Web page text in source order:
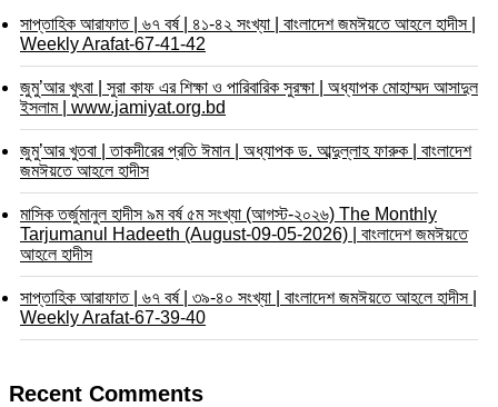
সাপ্তাহিক আরাফাত | ৬৭ বর্ষ | ৪১-৪২ সংখ্যা | বাংলাদেশ জমঈয়তে আহলে হাদীস |
Weekly Arafat-67-41-42
জুমু’আর খুৎবা | সুরা কাফ এর শিক্ষা ও পারিবারিক সুরক্ষা | অধ্যাপক মোহাম্মদ আসাদুল
ইসলাম | www.jamiyat.org.bd
জুমু’আর খুতবা | তাকদীরের প্রতি ঈমান | অধ্যাপক ড. আব্দুল্লাহ ফারুক | বাংলাদেশ
জমঈয়তে আহলে হাদীস
মাসিক তর্জুমানুল হাদীস ৯ম বর্ষ ৫ম সংখ্যা (আগস্ট-২০২৬) The Monthly
Tarjumanul Hadeeth (August-09-05-2026) | বাংলাদেশ জমঈয়তে
আহলে হাদীস
সাপ্তাহিক আরাফাত | ৬৭ বর্ষ | ৩৯-৪০ সংখ্যা | বাংলাদেশ জমঈয়তে আহলে হাদীস |
Weekly Arafat-67-39-40
Recent Comments